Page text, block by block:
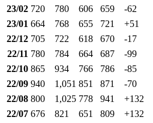
23/02 720 780 606 659 -62
23/01 664 768 655 721 +51
22/12 705 722 618 670 -17
22/11 780 784 664 687 -99
22/10 865 934 766 786 -85
22/09 940 1,051 851 871 -70
22/08 800 1,025 778 941 +132
22/07 676 821 651 809 +132